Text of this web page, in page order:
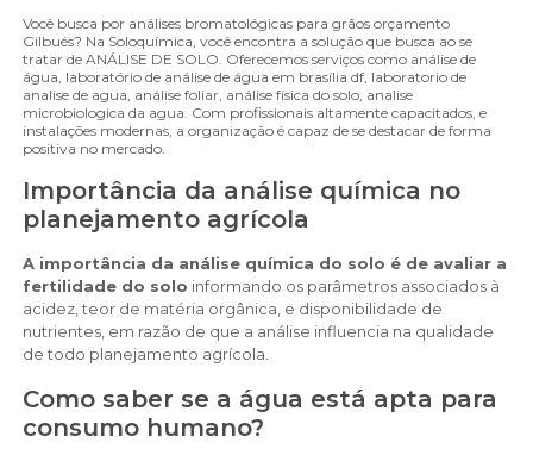
Você busca por análises bromatológicas para grãos orçamento
Gilbués? Na Soloquímica, você encontra a solução que busca ao se
tratar de ANÁLISE DE SOLO. Oferecemos serviços como análise de
água, laboratório de análise de água em brasília df, laboratorio de
analise de agua, análise foliar, análise física do solo, analise
microbiologica da agua. Com profissionais altamente capacitados, e
instalações modernas, a organização é capaz de se destacar de forma
positiva no mercado.
Importância da análise química no
planejamento agrícola
A importância da análise química do solo é de avaliar a
fertilidade do solo informando os parâmetros associados à
acidez, teor de matéria orgânica, e disponibilidade de
nutrientes, em razão de que a análise influencia na qualidade
de todo planejamento agrícola.
Como saber se a água está apta para
consumo humano?